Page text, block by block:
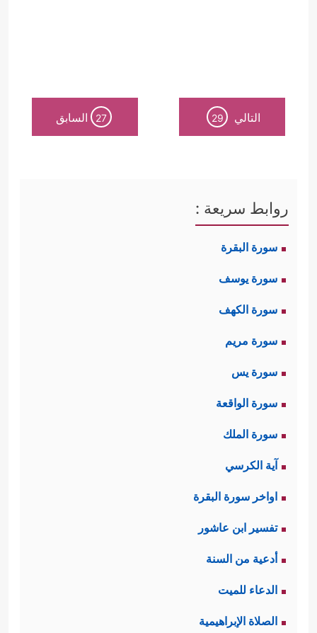
التالي 29
27 السابق
روابط سريعة :
سورة البقرة
سورة يوسف
سورة الكهف
سورة مريم
سورة يس
سورة الواقعة
سورة الملك
آية الكرسي
اواخر سورة البقرة
تفسير ابن عاشور
أدعية من السنة
الدعاء للميت
الصلاة الإبراهيمية